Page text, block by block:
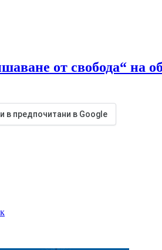
от свобода“ на
в предпочитани в Google